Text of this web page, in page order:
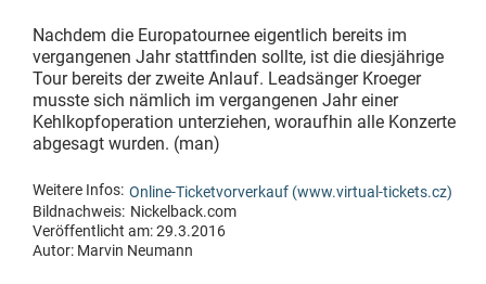
Nachdem die Europatournee eigentlich bereits im
vergangenen Jahr stattfinden sollte, ist die diesjährige
Tour bereits der zweite Anlauf. Leadsänger Kroeger
musste sich nämlich im vergangenen Jahr einer
Kehlkopfoperation unterziehen, woraufhin alle Konzerte
abgesagt wurden. (man)
Weitere Infos: Online-Ticketvorverkauf (www.virtual-tickets.cz)
Bildnachweis: Nickelback.com
Veröffentlicht am: 29.3.2016
Autor: Marvin Neumann